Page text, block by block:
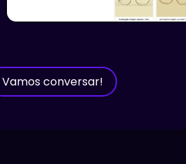
Vamos conversar!